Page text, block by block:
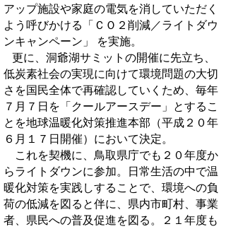
アップ施設や家庭の電気を消していただく
よう呼びかける「ＣＯ２削減／ライトダウ
ンキャンペーン」 を実施。
更に、洞爺湖サミットの開催に先立ち、
低炭素社会の実現に向けて環境問題の大切
さを国民全体で再確認していくため、毎年
７月７日を「クールアースデー」とするこ
とを地球温暖化対策推進本部（平成２０年
６月１７日開催）において決定。
これを契機に、鳥取県庁でも２０年度か
らライトダウンに参加。日常生活の中で温
暖化対策を実践しすることで、環境への負
荷の低減を図ると伴に、県内市町村、事業
者、県民への普及促進を図る。２１年度も